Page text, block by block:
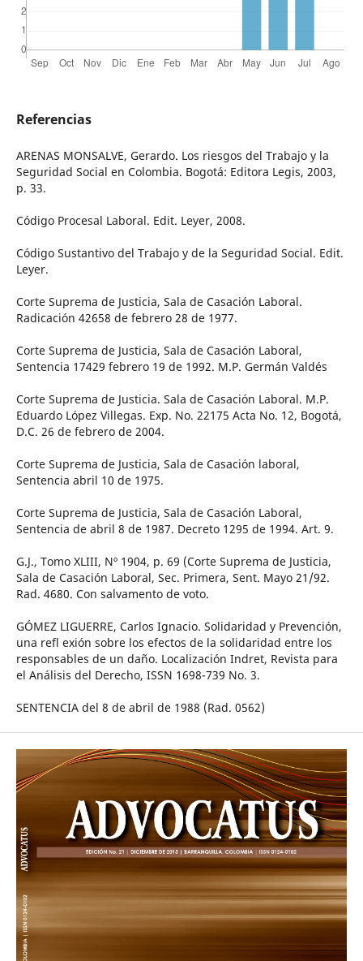
Referencias
ARENAS MONSALVE, Gerardo. Los riesgos del Trabajo y la
Seguridad Social en Colombia. Bogotá: Editora Legis, 2003,
p. 33.
Código Procesal Laboral. Edit. Leyer, 2008.
Código Sustantivo del Trabajo y de la Seguridad Social. Edit.
Leyer.
Corte Suprema de Justicia, Sala de Casación Laboral.
Radicación 42658 de febrero 28 de 1977.
Corte Suprema de Justicia, Sala de Casación Laboral,
Sentencia 17429 febrero 19 de 1992. M.P. Germán Valdés
Corte Suprema de Justicia. Sala de Casación Laboral. M.P.
Eduardo López Villegas. Exp. No. 22175 Acta No. 12, Bogotá,
D.C. 26 de febrero de 2004.
Corte Suprema de Justicia, Sala de Casación laboral,
Sentencia abril 10 de 1975.
Corte Suprema de Justicia, Sala de Casación Laboral,
Sentencia de abril 8 de 1987. Decreto 1295 de 1994. Art. 9.
G.J., Tomo XLIII, Nº 1904, p. 69 (Corte Suprema de Justicia,
Sala de Casación Laboral, Sec. Primera, Sent. Mayo 21/92.
Rad. 4680. Con salvamento de voto.
GÓMEZ LIGUERRE, Carlos Ignacio. Solidaridad y Prevención,
una refl exión sobre los efectos de la solidaridad entre los
responsables de un daño. Localización Indret, Revista para
el Análisis del Derecho, ISSN 1698-739 No. 3.
SENTENCIA del 8 de abril de 1988 (Rad. 0562)